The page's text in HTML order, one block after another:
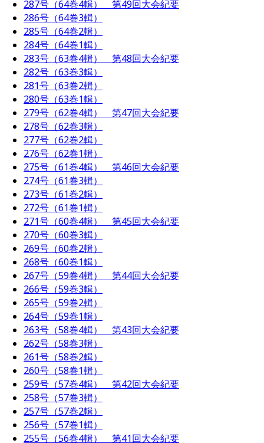
287号（64巻4輯） 第49回大会紀要
286号（64巻3輯）
285号（64巻2輯）
284号（64巻1輯）
283号（63巻4輯） 第48回大会紀要
282号（63巻3輯）
281号（63巻2輯）
280号（63巻1輯）
279号（62巻4輯） 第47回大会紀要
278号（62巻3輯）
277号（62巻2輯）
276号（62巻1輯）
275号（61巻4輯） 第46回大会紀要
274号（61巻3輯）
273号（61巻2輯）
272号（61巻1輯）
271号（60巻4輯） 第45回大会紀要
270号（60巻3輯）
269号（60巻2輯）
268号（60巻1輯）
267号（59巻4輯） 第44回大会紀要
266号（59巻3輯）
265号（59巻2輯）
264号（59巻1輯）
263号（58巻4輯） 第43回大会紀要
262号（58巻3輯）
261号（58巻2輯）
260号（58巻1輯）
259号（57巻4輯） 第42回大会紀要
258号（57巻3輯）
257号（57巻2輯）
256号（57巻1輯）
255号（56巻4輯） 第41回大会紀要